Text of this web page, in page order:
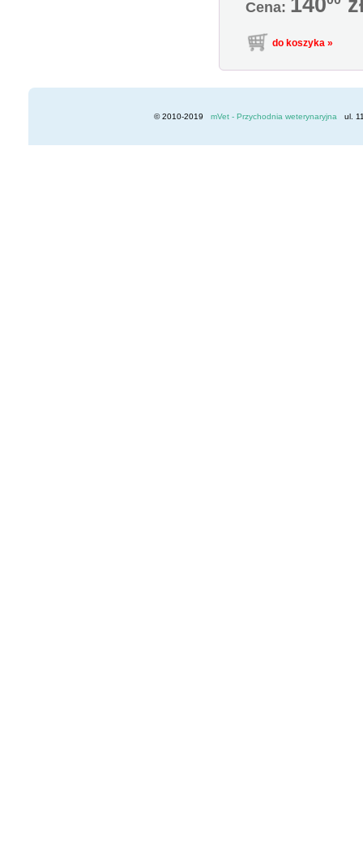
Cena: 140
© 2010-2019 mVet - Przychodnia weterynaryjna ul.